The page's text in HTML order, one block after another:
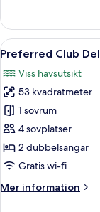
Öppna
alla
foton
för
Preferred
Club
Deluxe
Partial
View
4
Preferred Club
Viss havsutsikt
53 kvadratmeter
1 sovrum
4 sovplatser
2 dubbelsängar
Gratis wi-fi
Mer information
Mer